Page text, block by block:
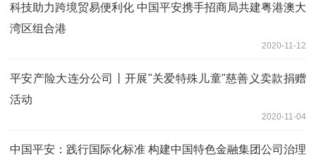
科技助力跨境贸易便利化 中国平安携手招商局共建粤港澳大
湾区组合港
2020-11-12
平安产险大连分公司丨开展"关爱特殊儿童"慈善义卖款捐赠
活动
2020-11-04
中国平安：践行国际化标准 构建中国特色金融集团公司治理